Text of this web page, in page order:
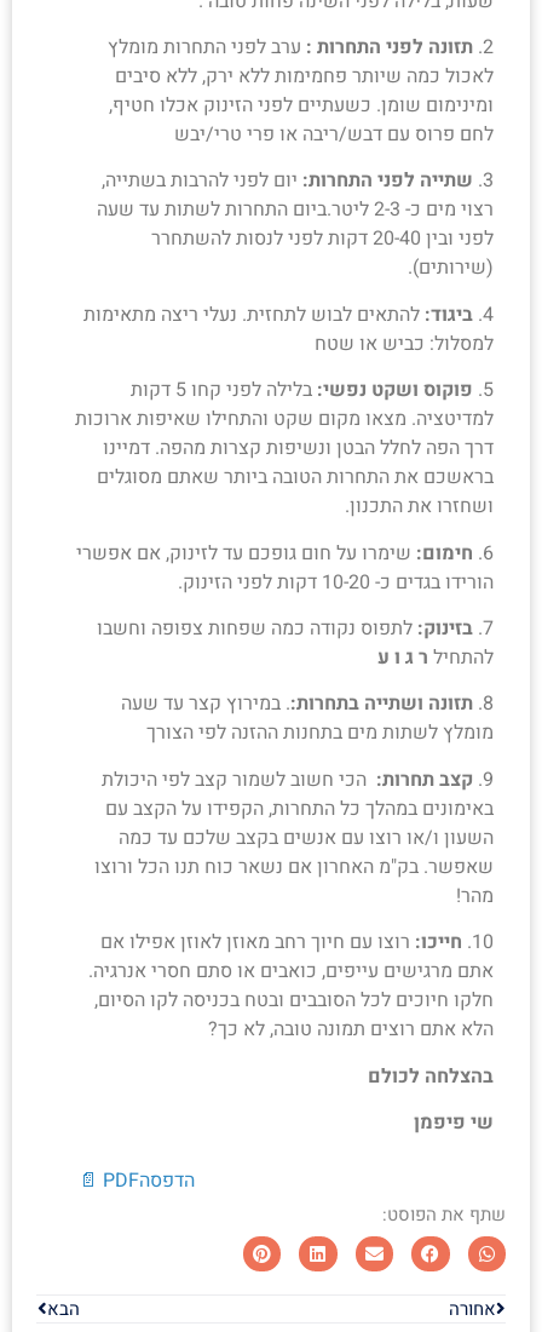
2. תזונה לפני התחרות : ערב לפני התחרות מומלץ
לאכול כמה שיותר פחמימות ללא ירק, ללא סיבים
ומינימום שומן. כשעתיים לפני הזינוק אכלו חטיף,
לחם פרוס עם דבש/ריבה או פרי טרי/יבש
3. שתייה לפני התחרות: יום לפני להרבות בשתייה,
רצוי מים כ- 2-3 ליטר.ביום התחרות לשתות עד שעה
לפני ובין 20-40 דקות לפני לנסות להשתחרר
(שירותים).
4. ביגוד: להתאים לבוש לתחזית. נעלי ריצה מתאימות
למסלול: כביש או שטח
5. פוקוס ושקט נפשי:
בלילה לפני קחו 5 דקות
למדיטציה. מצאו מקום שקט והתחילו שאיפות ארוכות
דרך הפה לחלל הבטן ונשיפות קצרות מהפה. דמיינו
בראשכם את התחרות הטובה ביותר שאתם מסוגלים
ושחזרו את התכנון.
6. חימום: שימרו על חום גופכם עד לזינוק, אם אפשרי
הורידו בגדים כ- 10-20 דקות לפני הזינוק.
7. בזינוק: לתפוס נקודה כמה שפחות צפופה וחשבו
להתחיל ר ג ו ע
8. תזונה ושתייה בתחרות:. במירוץ קצר עד שעה
מומלץ לשתות מים בתחנות ההזנה לפי הצורך
9. קצב תחרות: הכי חשוב לשמור קצב לפי היכולת
באימונים במהלך כל התחרות, הקפידו על הקצב עם
השעון ו/או רוצו עם אנשים בקצב שלכם עד כמה
שאפשר. בק"מ האחרון אם נשאר כוח תנו הכל ורוצו
מהר!
10. חייכו: רוצו עם חיוך רחב מאוזן לאוזן אפילו אם
אתם מרגישים עייפים, כואבים או סתם חסרי אנרגיה.
חלקו חיוכים לכל הסובבים ובטח בכניסה לקו הסיום,
הלא אתם רוצים תמונה טובה, לא כך?
בהצלחה לכולם
שי פיפמן
הדפסהPDF 📄
שתף את הפוסט:
אחורה הבא